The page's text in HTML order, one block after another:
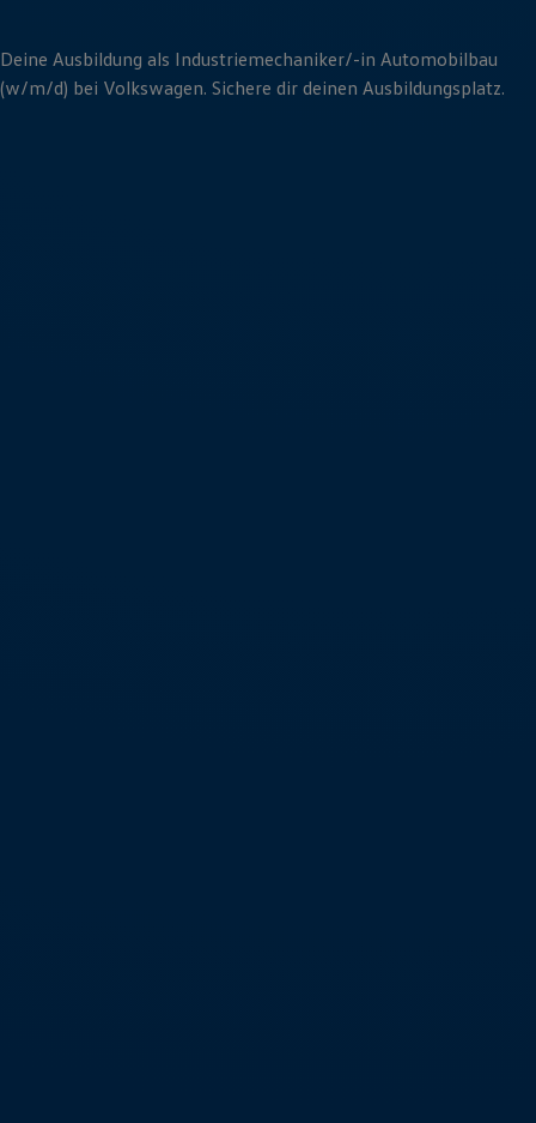
Deine Ausbildung als Industrie­mechaniker/-in Auto­mobilbau
(w/m/d) bei Volkswagen. Sichere dir deinen Ausbildungsplatz.